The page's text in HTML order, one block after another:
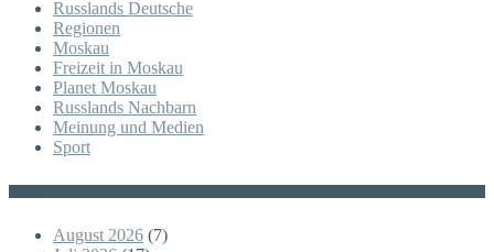
Russlands Deutsche
Regionen
Moskau
Freizeit in Moskau
Planet Moskau
Russlands Nachbarn
Meinung und Medien
Sport
August 2026 (7)